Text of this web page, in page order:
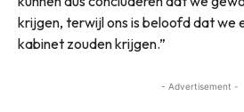
krijgen, terwijl ons is beloofd dat we
kabinet zouden krijgen.”
- Advertisement -